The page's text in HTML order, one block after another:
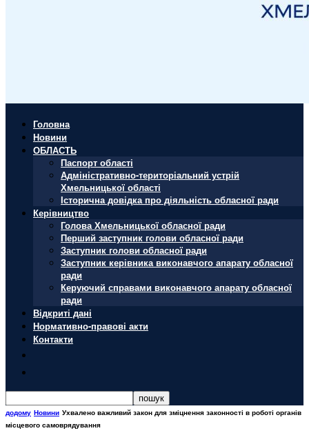
Головна
Новини
ОБЛАСТЬ
Паспорт області
Адміністративно-територіальний устрій
Хмельницької області
Історична довідка про діяльність обласної ради
Керівництво
Голова Хмельницької обласної ради
Перший заступник голови обласної ради
Заступник голови обласної ради
Заступник керівника виконавчого апарату обласної
ради
Керуючий справами виконавчого апарату обласної
ради
Відкриті дані
Нормативно-правові акти
Контакти
додому Новини Ухвалено важливий закон для зміцнення законності в роботі органів
місцевого самоврядування